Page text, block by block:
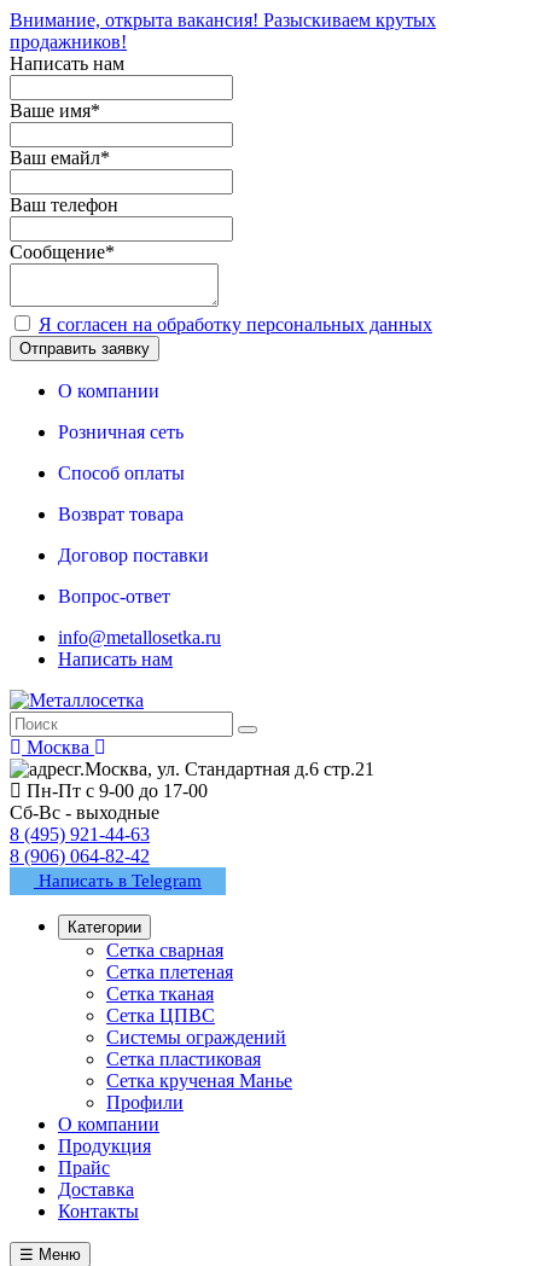
Внимание, открыта вакансия! Разыскиваем крутых
продажников!
Написать нам
Ваше имя*
Ваш емайл*
Ваш телефон
Сообщение*
Я согласен на обработку персональных данных
Отправить заявку
О компании
Розничная сеть
Способ оплаты
Возврат товара
Договор поставки
Вопрос-ответ
info@metallosetka.ru
Написать нам
Москва
г.Москва, ул. Стандартная д.6 стр.21
Пн-Пт с 9-00 до 17-00
Сб-Вс - выходные
8 (495) 921-44-63
8 (906) 064-82-42
Написать в Telegram
Категории
Сетка сварная
Сетка плетеная
Сетка тканая
Сетка ЦПВС
Системы ограждений
Сетка пластиковая
Сетка крученая Манье
Профили
О компании
Продукция
Прайс
Доставка
Контакты
☰ Меню